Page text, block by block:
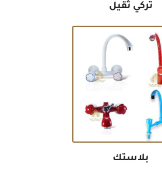
تركي ثقيل
بلاستك